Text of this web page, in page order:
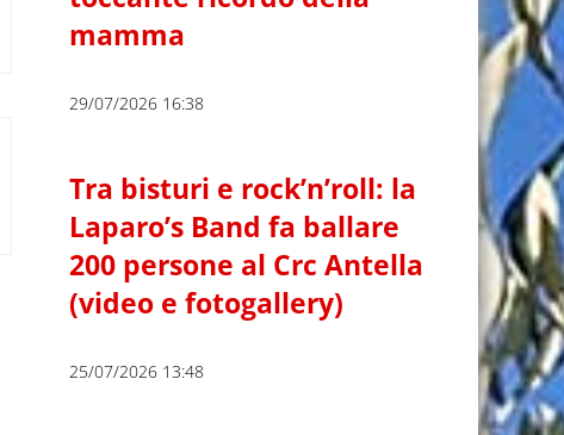
mamma
29/07/2026 16:38
Tra bisturi e rock’n’roll: la
Laparo’s Band fa ballare
200 persone al Crc Antella
(video e fotogallery)
25/07/2026 13:48